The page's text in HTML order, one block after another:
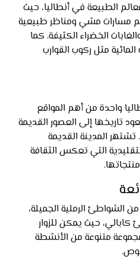
الطبيعة في أنطاليا، حيث
مسارات مشي ومناظر طبيعية
الخضراء الكثيفة. كما
مثل ركوب القوارب
واحدة من أهم المواقع
تاريخها إلى العصور القديمة
تشتهر المدينة القديمة
التي تعكس الثقافة
الشواطئ الرملية الجميلة،
حيث يمكن للزوار
متنوعة من الأنشطة